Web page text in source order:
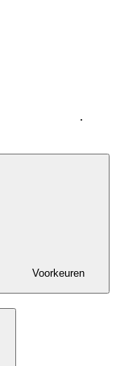
.
Voorkeuren